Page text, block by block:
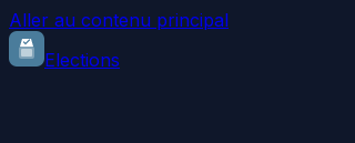
Aller au contenu principal
Elections